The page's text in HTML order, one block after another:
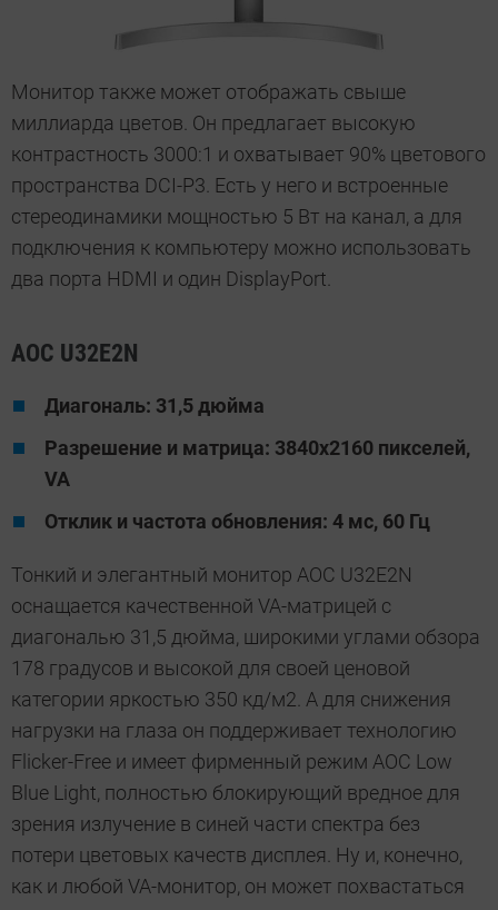
Монитор также может отображать свыше
миллиарда цветов. Он предлагает высокую
контрастность 3000:1 и охватывает 90% цветового
пространства DCI-P3. Есть у него и встроенные
стереодинамики мощностью 5 Вт на канал, а для
подключения к компьютеру можно использовать
два порта HDMI и один DisplayPort.
AOC U32E2N
Диагональ: 31,5 дюйма
Разрешение и матрица: 3840x2160 пикселей,
VA
Отклик и частота обновления: 4 мс, 60 Гц
Тонкий и элегантный монитор AOC U32E2N
оснащается качественной VA-матрицей с
диагональю 31,5 дюйма, широкими углами обзора
178 градусов и высокой для своей ценовой
категории яркостью 350 кд/м2. А для снижения
нагрузки на глаза он поддерживает технологию
Flicker-Free и имеет фирменный режим AOC Low
Blue Light, полностью блокирующий вредное для
зрения излучение в синей части спектра без
потери цветовых качеств дисплея. Ну и, конечно,
как и любой VA-монитор, он может похвастаться